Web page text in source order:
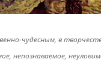
чудесным, в
непознаваемое,